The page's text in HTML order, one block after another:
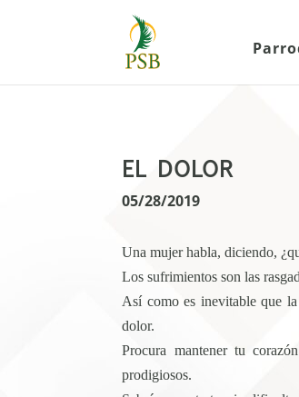
EL DOLOR
05/28/2019
Una mujer habla, diciendo,
Los sufrimientos son las
Así como es inevitable que
dolor.
Procura mantener tu
prodigiosos.